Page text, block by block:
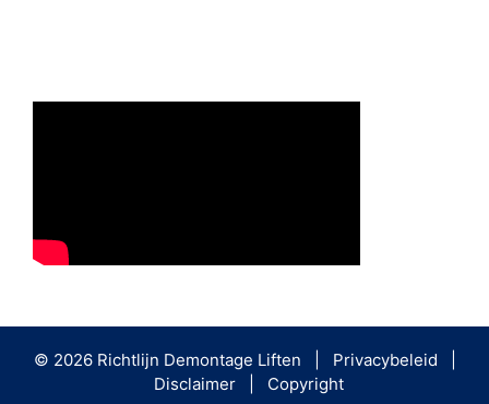
© 2026 Richtlijn Demontage Liften | Privacybeleid
Disclaimer
Copyright